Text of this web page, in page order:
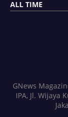
ALL TIME
GNews
IPA, Jl. Wijaya